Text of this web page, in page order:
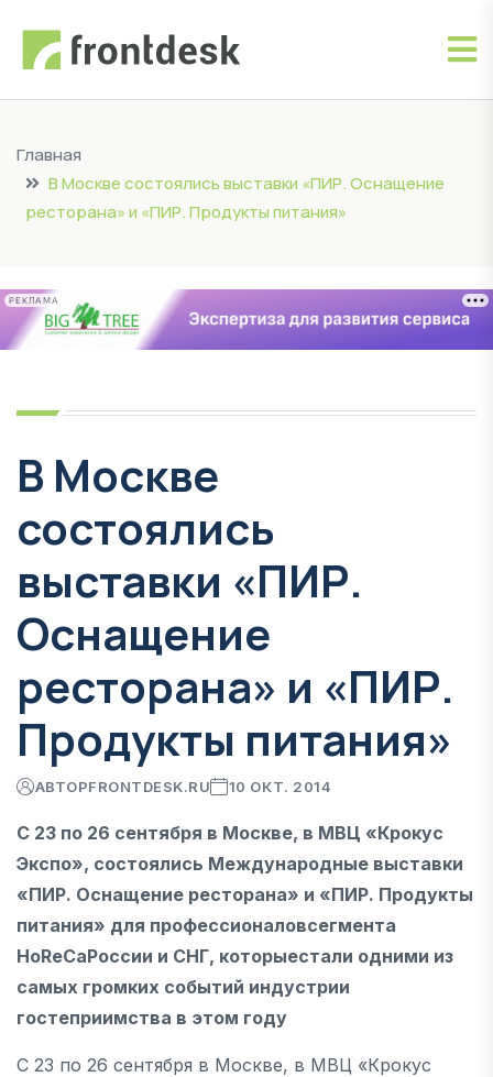
Главная
В Москве состоялись выставки «ПИР. Оснащение
ресторана» и «ПИР. Продукты питания»
РЕКЛАМА
В Москве
состоялись
выставки «ПИР.
Оснащение
ресторана» и «ПИР.
Продукты питания»
АВТОРFRONTDESK.RU 10 ОКТ. 2014
С 23 по 26 сентября в Москве, в МВЦ «Крокус
Экспо», состоялись Международные выставки
«ПИР. Оснащение ресторана» и «ПИР. Продукты
питания» для профессионаловсегмента
HoReCaРоссии и СНГ, которыестали одними из
самых громких событий индустрии
гостеприимства в этом году
С 23 по 26 сентября в Москве, в МВЦ «Крокус